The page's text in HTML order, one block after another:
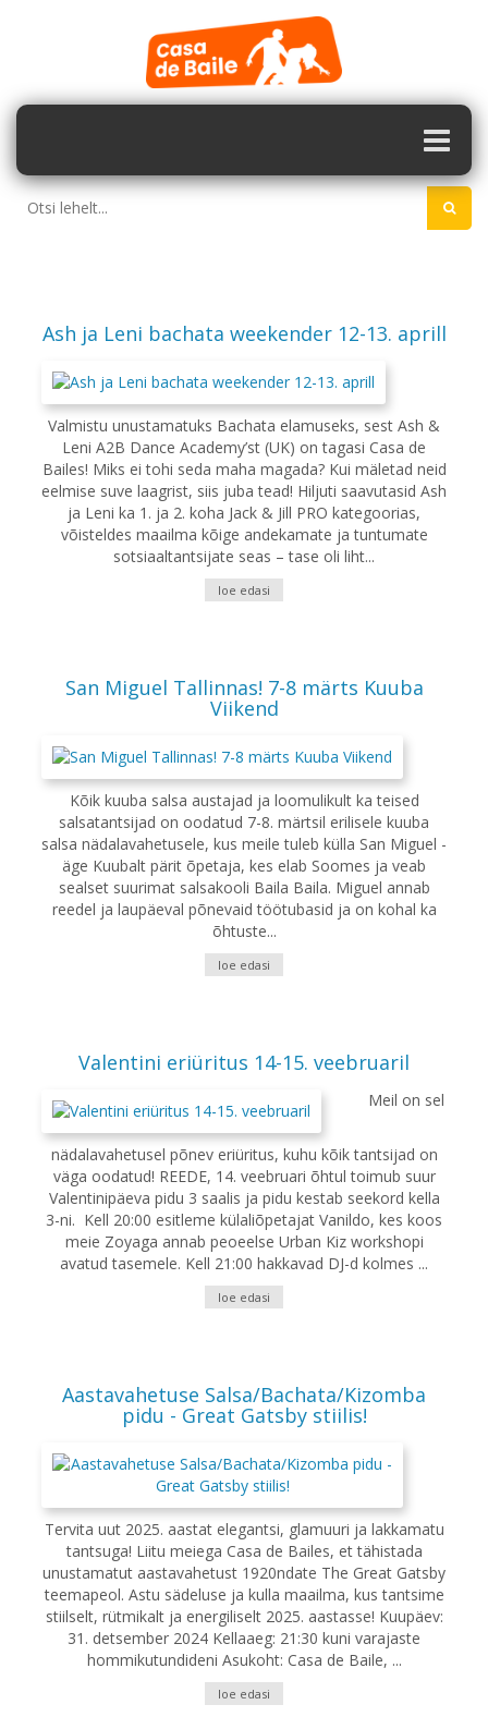
Ash ja Leni bachata weekender 12-13. aprill
Valmistu unustamatuks Bachata elamuseks, sest Ash &
Leni A2B Dance Academy’st (UK) on tagasi Casa de
Bailes! Miks ei tohi seda maha magada? Kui mäletad neid
eelmise suve laagrist, siis juba tead! Hiljuti saavutasid Ash
ja Leni ka 1. ja 2. koha Jack & Jill PRO kategoorias,
võisteldes maailma kõige andekamate ja tuntumate
sotsiaaltantsijate seas – tase oli liht...
loe edasi
San Miguel Tallinnas! 7-8 märts Kuuba
Viikend
Kõik kuuba salsa austajad ja loomulikult ka teised
salsatantsijad on oodatud 7-8. märtsil erilisele kuuba
salsa nädalavahetusele, kus meile tuleb külla San Miguel -
äge Kuubalt pärit õpetaja, kes elab Soomes ja veab
sealset suurimat salsakooli Baila Baila. Miguel annab
reedel ja laupäeval põnevaid töötubasid ja on kohal ka
õhtuste...
loe edasi
Valentini eriüritus 14-15. veebruaril
Meil on sel
nädalavahetusel põnev eriüritus, kuhu kõik tantsijad on
väga oodatud! REEDE, 14. veebruari õhtul toimub suur
Valentinipäeva pidu 3 saalis ja pidu kestab seekord kella
3-ni. Kell 20:00 esitleme külaliõpetajat Vanildo, kes koos
meie Zoyaga annab peoeelse Urban Kiz workshopi
avatud tasemele. Kell 21:00 hakkavad DJ-d kolmes ...
loe edasi
Aastavahetuse Salsa/Bachata/Kizomba
pidu - Great Gatsby stiilis!
Tervita uut 2025. aastat elegantsi, glamuuri ja lakkamatu
tantsuga! Liitu meiega Casa de Bailes, et tähistada
unustamatut aastavahetust 1920ndate The Great Gatsby
teemapeol. Astu sädeluse ja kulla maailma, kus tantsime
stiilselt, rütmikalt ja energiliselt 2025. aastasse! Kuupäev:
31. detsember 2024 Kellaaeg: 21:30 kuni varajaste
hommikutundideni Asukoht: Casa de Baile, ...
loe edasi